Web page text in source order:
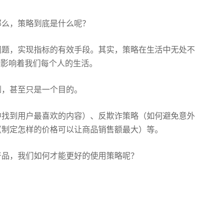
，策略到底是什么呢？
，实现指标的有效手段。其实，策略在生活中无处不
响着我们每个人的生活。
甚至只是一个目的。
到用户最喜欢的内容）、反欺诈策略（如何避免意外
定怎样的价格可以让商品销售额最大）等。
，我们如何才能更好的使用策略呢？